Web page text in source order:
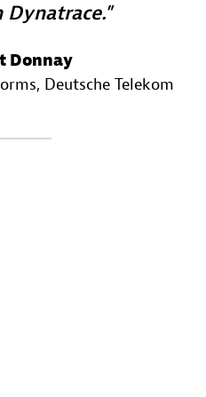
Dynatrace.
Donnay
, Deutsche Telekom